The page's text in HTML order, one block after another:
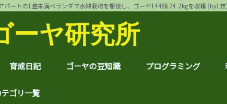
ートの1畳未満ベランダで水耕栽培を駆使し、ゴーヤ144個 24.2kgを収穫 (by1苗)
ーヤ研究所
耕栽培とは
育成日記
ほんわか
日常
月例報告
収支決算
ゴーヤの豆知識 プログラミング
ゴリ一覧